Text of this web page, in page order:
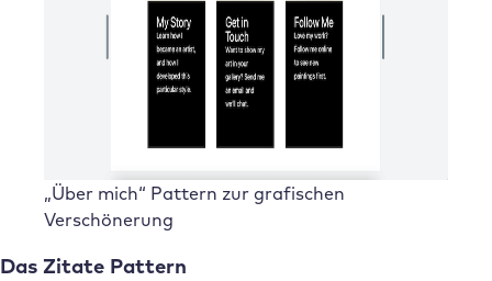
„Über mich“ Pattern zur grafischen
Verschönerung
Das Zitate Pattern